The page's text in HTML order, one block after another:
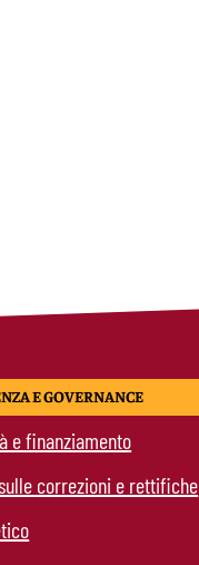
E GOVERNANCE
e finanziamento
correzioni e rettifiche